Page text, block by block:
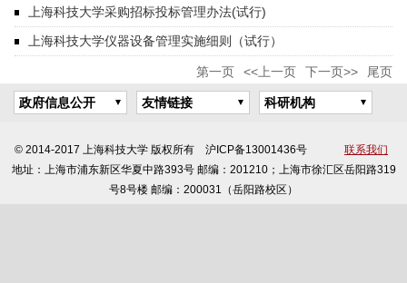
上海科技大学采购招标投标管理办法(试行)
上海科技大学仪器设备管理实施细则（试行）
第一页 <<上一页 下一页>> 尾页
政府信息公开 友情链接 科研机构
© 2014-2017 上海科技大学 版权所有 沪ICP备13001436号
联系我们
地址：上海市浦东新区华夏中路393号 邮编：201210；上海市徐汇区岳阳路319
号8号楼 邮编：200031（岳阳路校区）